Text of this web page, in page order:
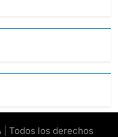
Todos los derechos